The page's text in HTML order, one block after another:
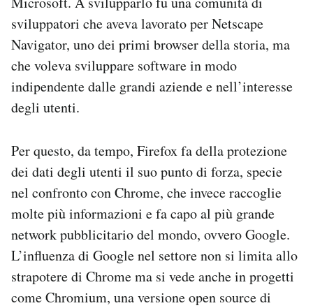
sviluppatori che aveva lavorato per Netscape
Navigator, uno dei primi browser della storia, ma
che voleva sviluppare software in modo
indipendente dalle grandi aziende e nell’interesse
degli utenti.
Per questo, da tempo, Firefox fa della protezione
dei dati degli utenti il suo punto di forza, specie
nel confronto con Chrome, che invece raccoglie
molte più informazioni e fa capo al più grande
network pubblicitario del mondo, ovvero Google.
L’influenza di Google nel settore non si limita allo
strapotere di Chrome ma si vede anche in progetti
come Chromium, una versione open source di